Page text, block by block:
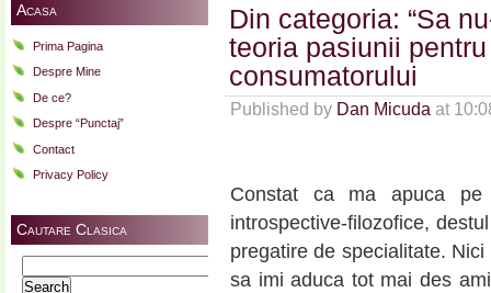
Acasa
Prima Pagina
Despre Mine
De ce?
Despre “Punctaj”
Contact
Privacy Policy
Cautare Clasica
for:
Din categoria: “Sa
teoria pasiunii
consumatorului
Published by Dan Micuda at
Constat ca ma apuca
introspective-filozofice,
pregatire de specialitate.
sa imi aduca tot mai des